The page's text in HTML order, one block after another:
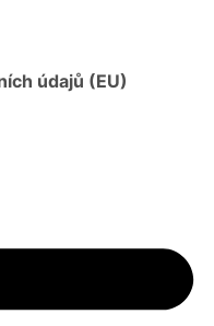
údajů (EU)